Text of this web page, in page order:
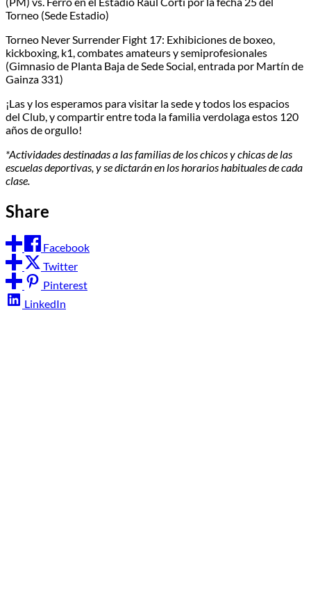
Torneo (Sede Estadio)
Torneo Never Surrender Fight 17: Exhibiciones de boxeo,
kickboxing, k1, combates amateurs y semiprofesionales
(Gimnasio de Planta Baja de Sede Social, entrada por Martín de
Gainza 331)
¡Las y los esperamos para visitar la sede y todos los espacios
del Club, y compartir entre toda la familia verdolaga estos 120
años de orgullo!
*Actividades destinadas a las familias de los chicos y chicas de las
escuelas deportivas, y se dictarán en los horarios habituales de cada
clase.
Share
Facebook
Twitter
Pinterest
LinkedIn